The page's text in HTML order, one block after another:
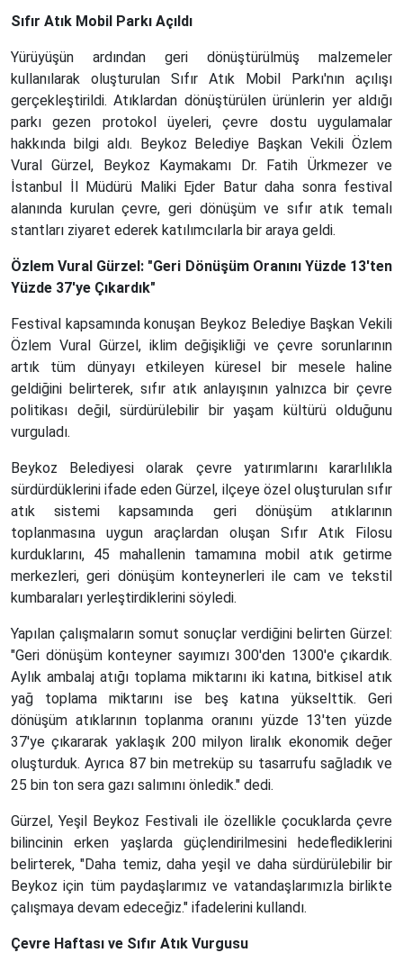
Sıfır Atık Mobil Parkı Açıldı
Yürüyüşün ardından geri dönüştürülmüş malzemeler
kullanılarak oluşturulan Sıfır Atık Mobil Parkı'nın açılışı
gerçekleştirildi. Atıklardan dönüştürülen ürünlerin yer aldığı
parkı gezen protokol üyeleri, çevre dostu uygulamalar
hakkında bilgi aldı. Beykoz Belediye Başkan Vekili Özlem
Vural Gürzel, Beykoz Kaymakamı Dr. Fatih Ürkmezer ve
İstanbul İl Müdürü Maliki Ejder Batur daha sonra festival
alanında kurulan çevre, geri dönüşüm ve sıfır atık temalı
stantları ziyaret ederek katılımcılarla bir araya geldi.
Özlem Vural Gürzel: "Geri Dönüşüm Oranını Yüzde 13'ten
Yüzde 37'ye Çıkardık"
Festival kapsamında konuşan Beykoz Belediye Başkan Vekili
Özlem Vural Gürzel, iklim değişikliği ve çevre sorunlarının
artık tüm dünyayı etkileyen küresel bir mesele haline
geldiğini belirterek, sıfır atık anlayışının yalnızca bir çevre
politikası değil, sürdürülebilir bir yaşam kültürü olduğunu
vurguladı.
Beykoz Belediyesi olarak çevre yatırımlarını kararlılıkla
sürdürdüklerini ifade eden Gürzel, ilçeye özel oluşturulan sıfır
atık sistemi kapsamında geri dönüşüm atıklarının
toplanmasına uygun araçlardan oluşan Sıfır Atık Filosu
kurduklarını, 45 mahallenin tamamına mobil atık getirme
merkezleri, geri dönüşüm konteynerleri ile cam ve tekstil
kumbaraları yerleştirdiklerini söyledi.
Yapılan çalışmaların somut sonuçlar verdiğini belirten Gürzel:
"Geri dönüşüm konteyner sayımızı 300'den 1300'e çıkardık.
Aylık ambalaj atığı toplama miktarını iki katına, bitkisel atık
yağ toplama miktarını ise beş katına yükselttik. Geri
dönüşüm atıklarının toplanma oranını yüzde 13'ten yüzde
37'ye çıkararak yaklaşık 200 milyon liralık ekonomik değer
oluşturduk. Ayrıca 87 bin metreküp su tasarrufu sağladık ve
25 bin ton sera gazı salımını önledik." dedi.
Gürzel, Yeşil Beykoz Festivali ile özellikle çocuklarda çevre
bilincinin erken yaşlarda güçlendirilmesini hedeflediklerini
belirterek, "Daha temiz, daha yeşil ve daha sürdürülebilir bir
Beykoz için tüm paydaşlarımız ve vatandaşlarımızla birlikte
çalışmaya devam edeceğiz." ifadelerini kullandı.
Çevre Haftası ve Sıfır Atık Vurgusu